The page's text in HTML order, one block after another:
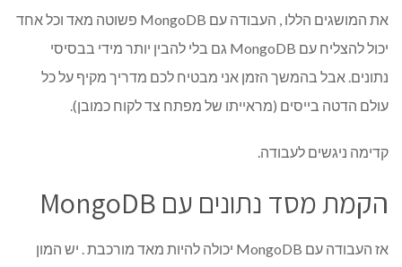
את המושגים הללו , העבודה עם MongoDB פשוטה מאד וכל אחד
יכול להצליח עם MongoDB גם בלי להבין יותר מידי בבסיסי
נתונים. אבל בהמשך הזמן אני מבטיח לכם מדריך מקיף על כל
עולם הדטה בייסים (מראייתו של מפתח צד לקוח כמובן).
קדימה ניגשים לעבודה.
הקמת מסד נתונים עם MongoDB
אז העבודה עם MongoDB יכולה להיות מאד מורכבת . יש המון